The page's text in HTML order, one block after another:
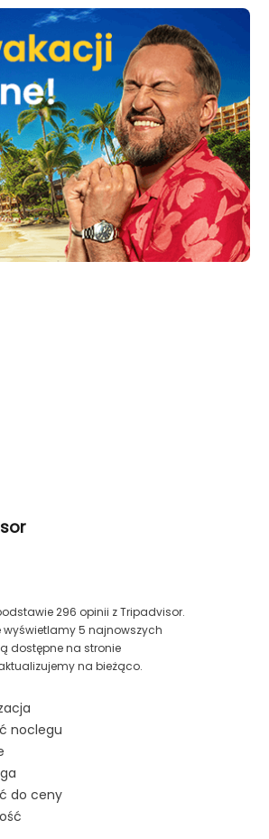
296 opinii z Tripadvisor.
wyświetlamy 5 najnowszych
dostępne na stronie
na bieżąco.
noclegu
do ceny